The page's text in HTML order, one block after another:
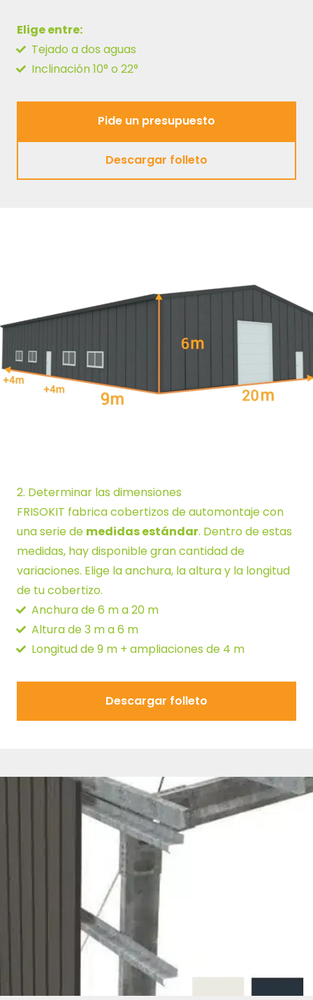
Elige entre:
Tejado a dos aguas
Inclinación 10° o 22°
Pide un presupuesto
Pide un presupuesto
Descargar folleto
Descargar folleto
2. Determinar las dimensiones
FRISOKIT fabrica cobertizos de automontaje con
una serie de medidas estándar. Dentro de estas
medidas, hay disponible gran cantidad de
variaciones. Elige la anchura, la altura y la longitud
de tu cobertizo.
Anchura de 6 m a 20 m
Altura de 3 m a 6 m
Longitud de 9 m + ampliaciones de 4 m
Descargar folleto
Descargar folleto